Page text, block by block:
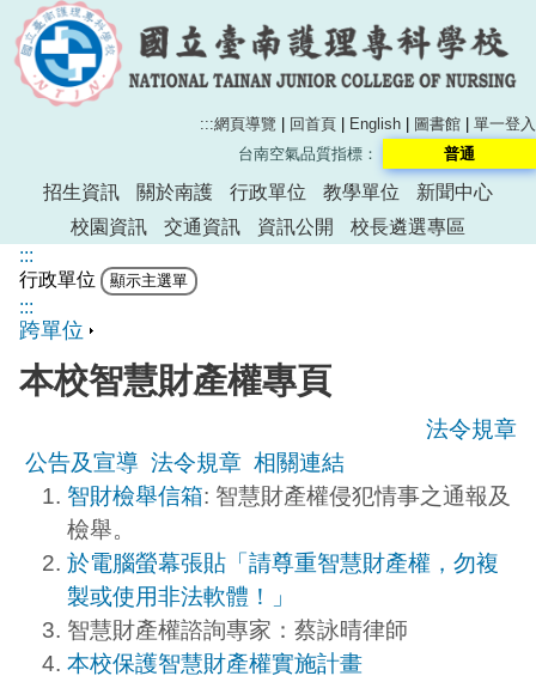
:::網頁導覽 | 回首頁 | English | 圖書館 | 單一登入
台南空氣品質指標：
普通
招生資訊 關於南護 行政單位 教學單位
新聞中心
校園資訊
交通資訊 資訊公開
校長遴選專區
:::
行政單位
:::
跨單位
本校智慧財產權專頁
法令規章
公告及宣導 法令規章 相關連結
智財檢舉信箱: 智慧財產權侵犯情事之通報及
檢舉。
於電腦螢幕張貼「請尊重智慧財產權，勿複
製或使用非法軟體！」
智慧財產權諮詢專家：蔡詠晴律師
本校保護智慧財產權實施計畫